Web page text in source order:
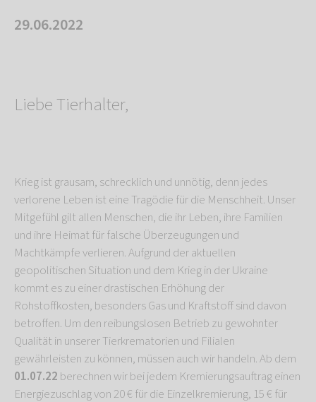
29.06.2022
Liebe Tierhalter,
Krieg ist grausam, schrecklich und unnötig, denn jedes
verlorene Leben ist eine Tragödie für die Menschheit. Unser
Mitgefühl gilt allen Menschen, die ihr Leben, ihre Familien
und ihre Heimat für falsche Überzeugungen und
Machtkämpfe verlieren. Aufgrund der aktuellen
geopolitischen Situation und dem Krieg in der Ukraine
kommt es zu einer drastischen Erhöhung der
Rohstoffkosten, besonders Gas und Kraftstoff sind davon
betroffen. Um den reibungslosen Betrieb zu gewohnter
Qualität in unserer Tierkrematorien und Filialen
gewährleisten zu können, müssen auch wir handeln. Ab dem
01.07.22 berechnen wir bei jedem Kremierungsauftrag einen
Energiezuschlag von 20 € für die Einzelkremierung, 15 € für